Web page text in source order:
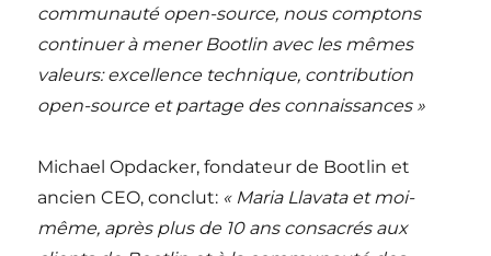
communauté open-source, nous comptons
continuer à mener Bootlin avec les mêmes
valeurs: excellence technique, contribution
open-source et partage des connaissances »
Michael Opdacker, fondateur de Bootlin et
ancien CEO, conclut: « Maria Llavata et moi-
même, après plus de 10 ans consacrés aux